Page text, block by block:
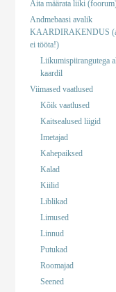
Aita määrata liiki
Andmebaasi avalik
KAARDIRAKENDUS
ei tööta!)
Liikumispiirangutega
kaardil
Viimased vaatlused
Kõik vaatlused
Kaitsealused liigid
Imetajad
Kahepaiksed
Kalad
Kiilid
Liblikad
Limused
Linnud
Putukad
Roomajad
Seened